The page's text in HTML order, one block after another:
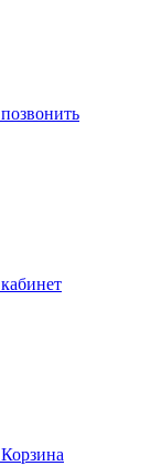
позвонить
кабинет
Корзина